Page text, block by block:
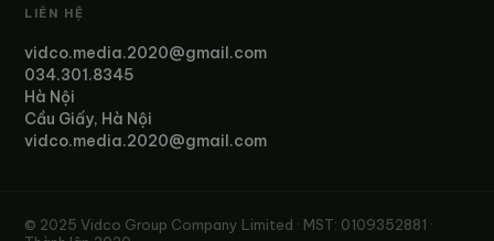
LIÊN HỆ
vidco.media.2020@gmail.com
034.301.8345
Hà Nội
Cầu Giấy, Hà Nội
vidco.media.2020@gmail.com
© 2025 Vidco Group Company Limited · MST: 0109352881 ·